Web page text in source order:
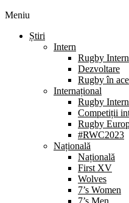
Meniu
Știri
Intern
Rugby Intern
Dezvoltare
Rugby în
Internațional
Rugby
Competiții
Rugby
#RWC2023
Națională
Națională
First XV
Wolves
7’s Women
7’s Men